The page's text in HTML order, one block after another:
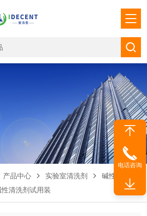
产品中心 实验室清洗剂
碱性清洗剂
清洗剂试用装
电话咨询